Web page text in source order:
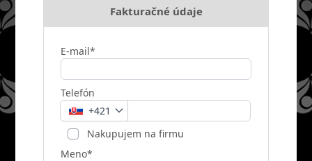
Fakturačné údaje
E-mail*
Telefón
+421
Nakupujem na firmu
Meno*